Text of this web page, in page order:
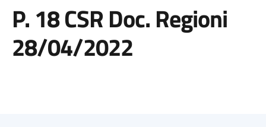
P. 18 CSR Doc. Regioni
28/04/2022